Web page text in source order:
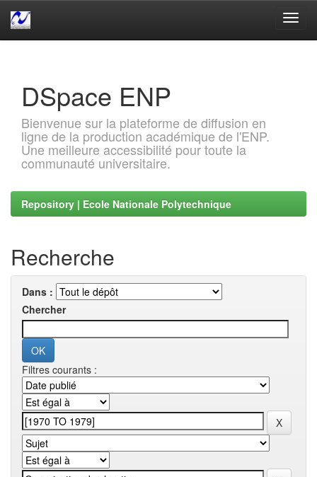
DSpace ENP
Bienvenue sur la plateforme de diffusion en
ligne de la production académique de l'ENP.
Une meilleure accessibilité pour toute la
communauté universitaire.
Repository | Ecole Nationale Polytechnique
Recherche
Dans :
Chercher
Filtres courants :